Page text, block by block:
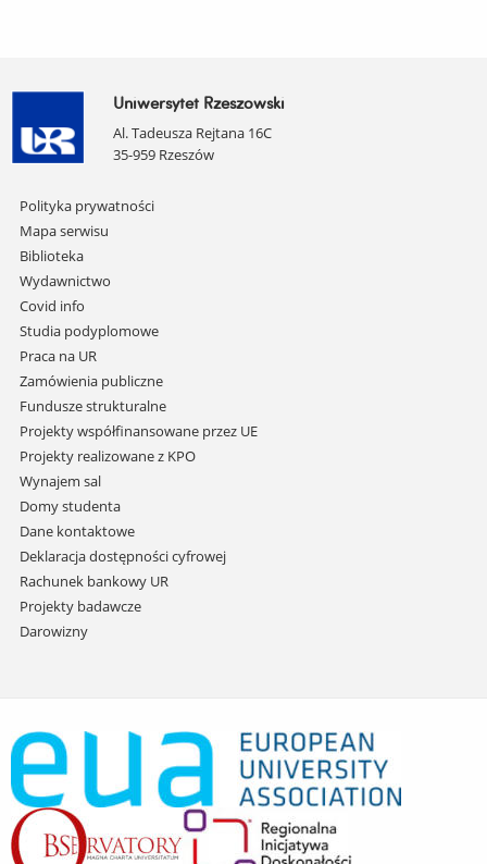
Uniwersytet Rzeszowski
Al. Tadeusza Rejtana 16C
35-959 Rzeszów
Pomiń
nawigację
i
przejdź
do
treści
Polityka prywatności
Mapa serwisu
Biblioteka
Wydawnictwo
Covid info
Studia podyplomowe
Praca na UR
Zamówienia publiczne
Fundusze strukturalne
Projekty współfinansowane przez UE
Projekty realizowane z KPO
Wynajem sal
Domy studenta
Dane kontaktowe
Deklaracja dostępności cyfrowej
Rachunek bankowy UR
Projekty badawcze
Darowizny